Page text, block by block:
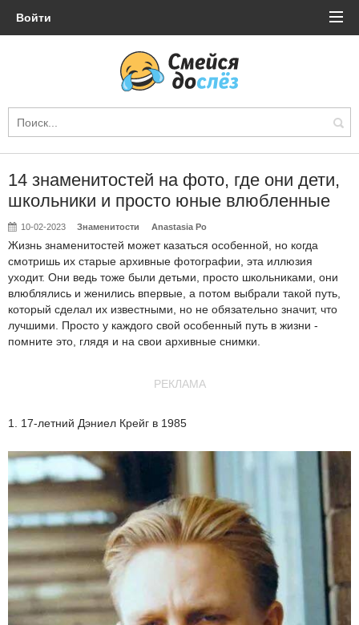
Войти
14 знаменитостей на фото, где они дети,
школьники и просто юные влюбленные
10-02-2023 Знаменитости Anastasia Po
Жизнь знаменитостей может казаться особенной, но когда
смотришь их старые архивные фотографии, эта иллюзия
уходит. Они ведь тоже были детьми, просто школьниками, они
влюблялись и женились впервые, а потом выбрали такой путь,
который сделал их известными, но не обязательно значит, что
лучшими. Просто у каждого свой особенный путь в жизни -
помните это, глядя и на свои архивные снимки.
РЕКЛАМА
1. 17-летний Дэниел Крейг в 1985